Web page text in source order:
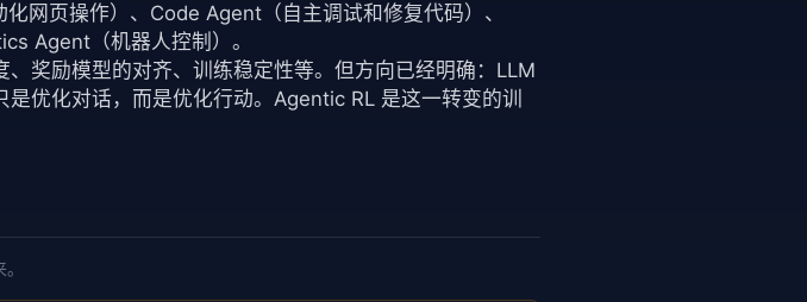
网页操作）、Code Agent（自主调试和修复代码）、
Agent（机器人控制）。
奖励模型的对齐、训练稳定性等。但方向已经明确：LLM
优化对话，而是优化行动。Agentic RL 是这一转变的训